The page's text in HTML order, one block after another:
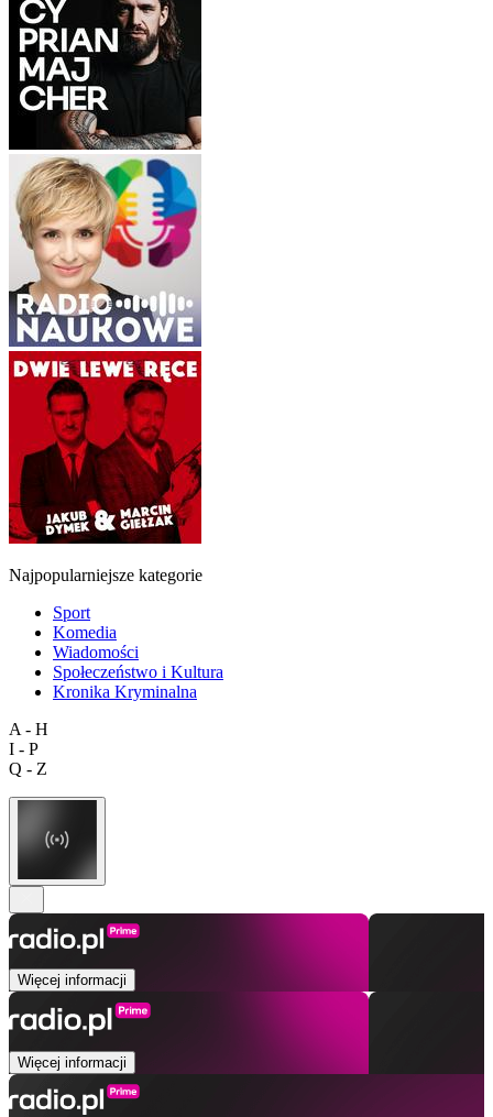
Najpopularniejsze kategorie
Sport
Komedia
Wiadomości
Społeczeństwo i Kultura
Kronika Kryminalna
A - H
I - P
Q - Z
Więcej informacji
Więcej informacji